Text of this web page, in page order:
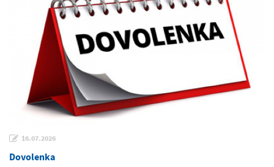
16.07.2026
Dovolenka